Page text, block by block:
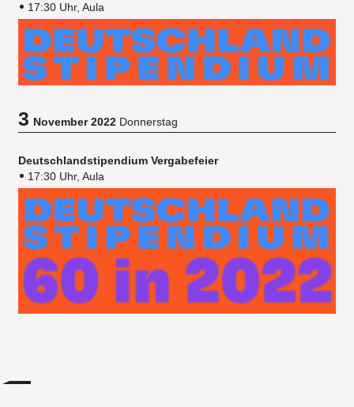
17:30 Uhr, Aula
3November 2022 Donnerstag
Deutschlandstipendium Vergabefeier
17:30 Uhr, Aula